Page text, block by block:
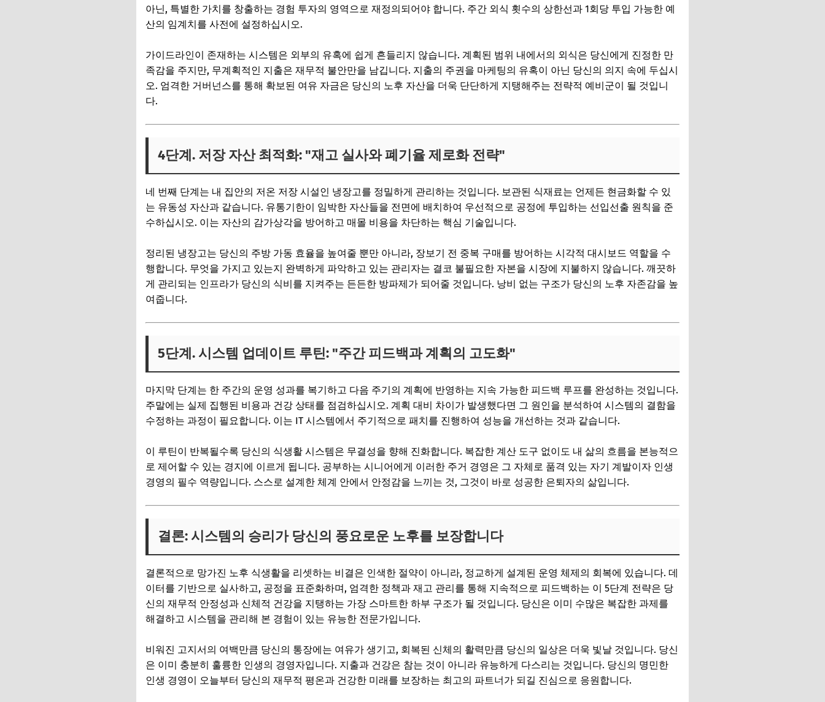
아닌, 특별한 가치를 창출하는 경험 투자의 영역으로 재정의되어야 합니다. 주간 외식 횟수의 상한선과 1회당 투입 가능한 예
산의 임계치를 사전에 설정하십시오.
가이드라인이 존재하는 시스템은 외부의 유혹에 쉽게 흔들리지 않습니다. 계획된 범위 내에서의 외식은 당신에게 진정한 만
족감을 주지만, 무계획적인 지출은 재무적 불안만을 남깁니다. 지출의 주권을 마케팅의 유혹이 아닌 당신의 의지 속에 두십시
오. 엄격한 거버넌스를 통해 확보된 여유 자금은 당신의 노후 자산을 더욱 단단하게 지탱해주는 전략적 예비군이 될 것입니
다.
4단계. 저장 자산 최적화: "재고 실사와 폐기율 제로화 전략"
네 번째 단계는 내 집안의 저온 저장 시설인 냉장고를 정밀하게 관리하는 것입니다. 보관된 식재료는 언제든 현금화할 수 있
는 유동성 자산과 같습니다. 유통기한이 임박한 자산들을 전면에 배치하여 우선적으로 공정에 투입하는 선입선출 원칙을 준
수하십시오. 이는 자산의 감가상각을 방어하고 매몰 비용을 차단하는 핵심 기술입니다.
정리된 냉장고는 당신의 주방 가동 효율을 높여줄 뿐만 아니라, 장보기 전 중복 구매를 방어하는 시각적 대시보드 역할을 수
행합니다. 무엇을 가지고 있는지 완벽하게 파악하고 있는 관리자는 결코 불필요한 자본을 시장에 지불하지 않습니다. 깨끗하
게 관리되는 인프라가 당신의 식비를 지켜주는 든든한 방파제가 되어줄 것입니다. 낭비 없는 구조가 당신의 노후 자존감을 높
여줍니다.
5단계. 시스템 업데이트 루틴: "주간 피드백과 계획의 고도화"
마지막 단계는 한 주간의 운영 성과를 복기하고 다음 주기의 계획에 반영하는 지속 가능한 피드백 루프를 완성하는 것입니다.
주말에는 실제 집행된 비용과 건강 상태를 점검하십시오. 계획 대비 차이가 발생했다면 그 원인을 분석하여 시스템의 결함을
수정하는 과정이 필요합니다. 이는 IT 시스템에서 주기적으로 패치를 진행하여 성능을 개선하는 것과 같습니다.
이 루틴이 반복될수록 당신의 식생활 시스템은 무결성을 향해 진화합니다. 복잡한 계산 도구 없이도 내 삶의 흐름을 본능적으
로 제어할 수 있는 경지에 이르게 됩니다. 공부하는 시니어에게 이러한 주거 경영은 그 자체로 품격 있는 자기 계발이자 인생
경영의 필수 역량입니다. 스스로 설계한 체계 안에서 안정감을 느끼는 것, 그것이 바로 성공한 은퇴자의 삶입니다.
결론: 시스템의 승리가 당신의 풍요로운 노후를 보장합니다
결론적으로 망가진 노후 식생활을 리셋하는 비결은 인색한 절약이 아니라, 정교하게 설계된 운영 체제의 회복에 있습니다. 데
이터를 기반으로 실사하고, 공정을 표준화하며, 엄격한 정책과 재고 관리를 통해 지속적으로 피드백하는 이 5단계 전략은 당
신의 재무적 안정성과 신체적 건강을 지탱하는 가장 스마트한 하부 구조가 될 것입니다. 당신은 이미 수많은 복잡한 과제를
해결하고 시스템을 관리해 본 경험이 있는 유능한 전문가입니다.
비워진 고지서의 여백만큼 당신의 통장에는 여유가 생기고, 회복된 신체의 활력만큼 당신의 일상은 더욱 빛날 것입니다. 당신
은 이미 충분히 훌륭한 인생의 경영자입니다. 지출과 건강은 참는 것이 아니라 유능하게 다스리는 것입니다. 당신의 명민한
인생 경영이 오늘부터 당신의 재무적 평온과 건강한 미래를 보장하는 최고의 파트너가 되길 진심으로 응원합니다.